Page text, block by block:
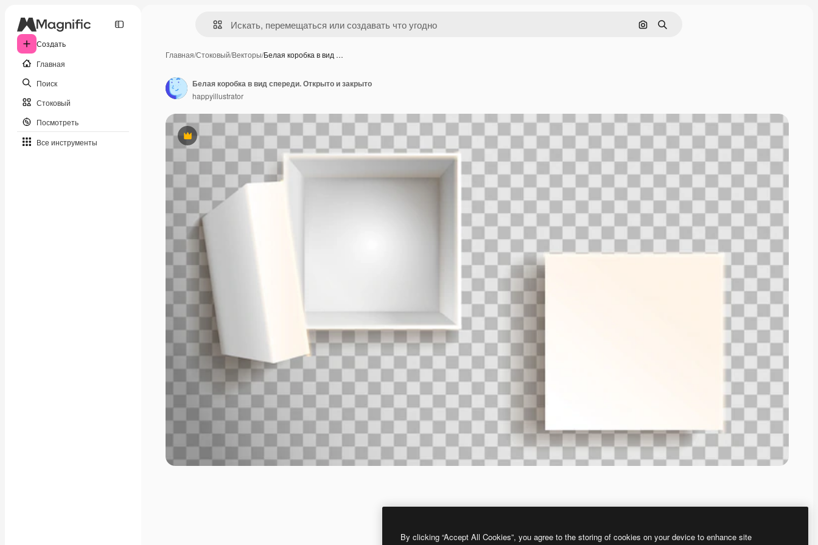
Создать
Главная
Поиск
Стоковый
Посмотреть
Все инструменты
Поиск по изображению
Поиск
Главная/Стоковый/Векторы/Белая коробка в вид …
Премиум
Белая коробка в вид спереди. Открыто и закрыто
happyillustrator
By clicking “Accept All Cookies”, you agree to the storing of cookies on your device to enhance site